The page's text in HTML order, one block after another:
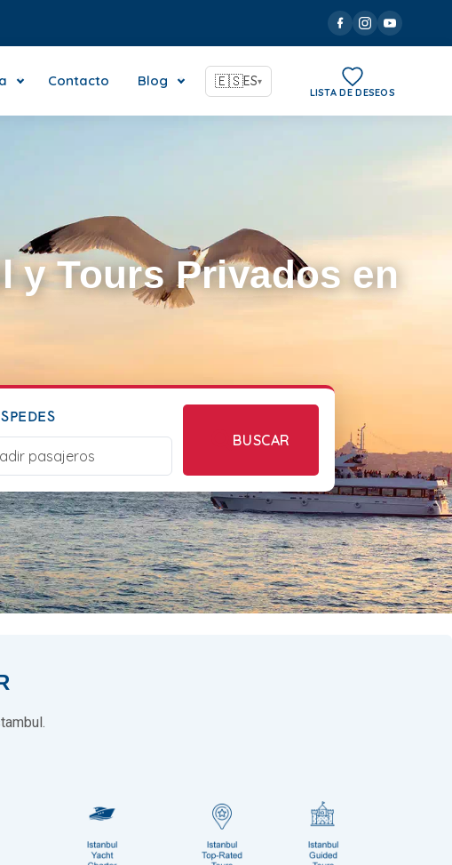
Contacto Blog 🇪🇸ES▾
LISTA DE DESEOS
y Tours Privados en
pasajeros
BUSCAR